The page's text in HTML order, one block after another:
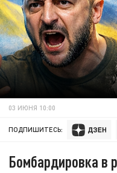
03 ИЮНЯ 10:00
ПОДПИШИТЕСЬ:
Бомбардировка в